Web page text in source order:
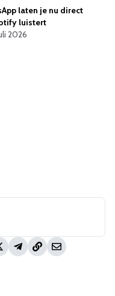
laten je nu direct
luistert
2026